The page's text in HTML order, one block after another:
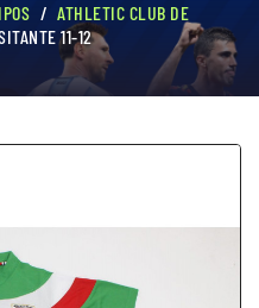
ATHLETIC CLUB DE
11-12